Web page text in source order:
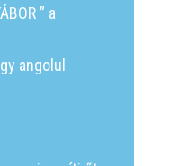
” a
angolul